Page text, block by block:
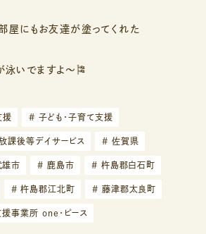
屋にもお友達が塗ってくれた
泳いでますよ〜🎏
援 # 子ども・子育て支援
課後等デイサービス # 佐賀県
雄市 # 鹿島市 # 杵島郡白石町
# 杵島郡江北町 # 藤津郡太良町
事業所 one・ピース